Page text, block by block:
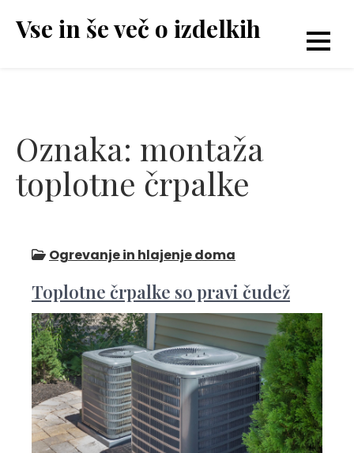
Vse in še več o izdelkih
Oznaka: montaža
toplotne črpalke
Ogrevanje in hlajenje doma
Toplotne črpalke so pravi čudež